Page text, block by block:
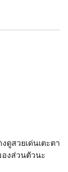
ดูสวยเด่นเตะตา
องส่วนตัวนะ